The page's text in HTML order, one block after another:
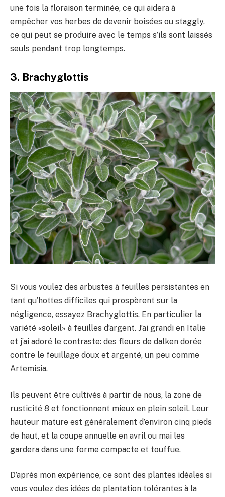
une fois la floraison terminée, ce qui aidera à
empêcher vos herbes de devenir boisées ou staggly,
ce qui peut se produire avec le temps s’ils sont laissés
seuls pendant trop longtemps.
3. Brachyglottis
Si vous voulez des arbustes à feuilles persistantes en
tant qu’hottes difficiles qui prospèrent sur la
négligence, essayez Brachyglottis. En particulier la
variété «soleil» à feuilles d’argent. J’ai grandi en Italie
et j’ai adoré le contraste: des fleurs de dalken dorée
contre le feuillage doux et argenté, un peu comme
Artemisia.
Ils peuvent être cultivés à partir de nous, la zone de
rusticité 8 et fonctionnent mieux en plein soleil. Leur
hauteur mature est généralement d’environ cinq pieds
de haut, et la coupe annuelle en avril ou mai les
gardera dans une forme compacte et touffue.
D’après mon expérience, ce sont des plantes idéales si
vous voulez des idées de plantation tolérantes à la